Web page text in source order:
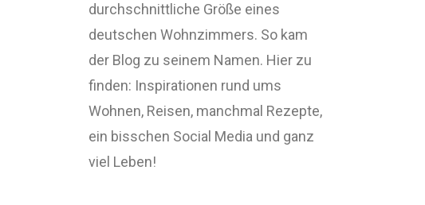
durchschnittliche Größe eines
deutschen Wohnzimmers. So kam
der Blog zu seinem Namen. Hier zu
finden: Inspirationen rund ums
Wohnen, Reisen, manchmal Rezepte,
ein bisschen Social Media und ganz
viel Leben!